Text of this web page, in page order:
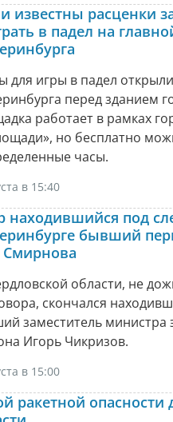
известны расценки
в падел на
для игры в падел
перед зданием
работает в рамках
но бесплатно
часы.
в 15:40
находившийся под
бывший
области, не
скончался
заместитель министра
Игорь Чикризов.
в 15:00
ракетной опасности